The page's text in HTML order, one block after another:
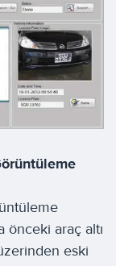
önceki araç altı
eski